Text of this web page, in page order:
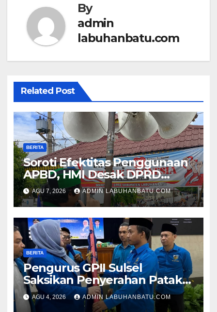
By
admin
labuhanbatu.com
Related Post
BERITA
Soroti Efektitas Penggunaan
APBD, HMI Desak DPRD
Labuhanbatu Buka Data
Perjalanan Dinas dan Studi
Banding
AGU 7, 2026 ADMIN LABUHANBATU.COM
BERITA
Pengurus GPII Sulsel
Saksikan Penyerahan Pataka
oleh Hj Vonny, Abd. Fajar M
Resmi Nahkodai KNPI
AGU 4, 2026 ADMIN LABUHANBATU.COM